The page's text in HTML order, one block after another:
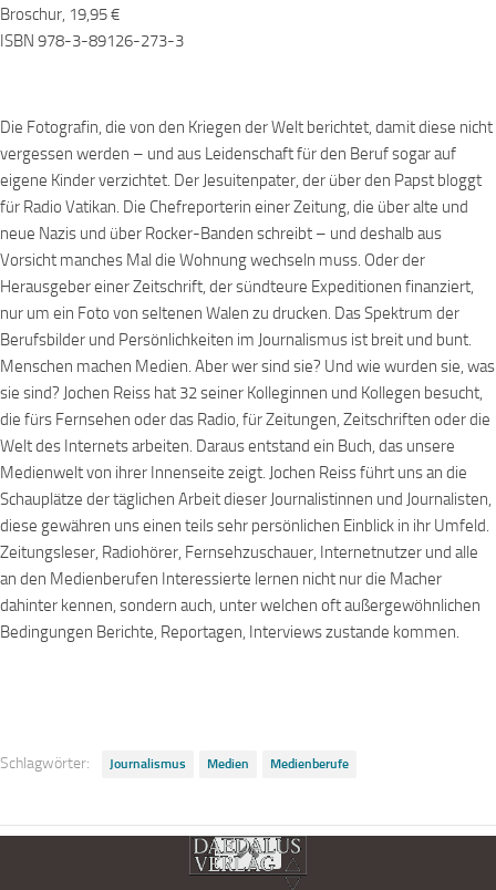
Broschur, 19,95 €
ISBN 978-3-89126-273-3
Die Fotografin, die von den Kriegen der Welt berichtet, damit diese nicht
vergessen werden – und aus Leidenschaft für den Beruf sogar auf
eigene Kinder verzichtet. Der Jesuitenpater, der über den Papst bloggt
für Radio Vatikan. Die Chefreporterin einer Zeitung, die über alte und
neue Nazis und über Rocker-Banden schreibt – und deshalb aus
Vorsicht manches Mal die Wohnung wechseln muss. Oder der
Herausgeber einer Zeitschrift, der sündteure Expeditionen finanziert,
nur um ein Foto von seltenen Walen zu drucken. Das Spektrum der
Berufsbilder und Persönlichkeiten im Journalismus ist breit und bunt.
Menschen machen Medien. Aber wer sind sie? Und wie wurden sie, was
sie sind? Jochen Reiss hat 32 seiner Kolleginnen und Kollegen besucht,
die fürs Fernsehen oder das Radio, für Zeitungen, Zeitschriften oder die
Welt des Internets arbeiten. Daraus entstand ein Buch, das unsere
Medienwelt von ihrer Innenseite zeigt. Jochen Reiss führt uns an die
Schauplätze der täglichen Arbeit dieser Journalistinnen und Journalisten,
diese gewähren uns einen teils sehr persönlichen Einblick in ihr Umfeld.
Zeitungsleser, Radiohörer, Fernsehzuschauer, Internetnutzer und alle
an den Medienberufen Interessierte lernen nicht nur die Macher
dahinter kennen, sondern auch, unter welchen oft außergewöhnlichen
Bedingungen Berichte, Reportagen, Interviews zustande kommen.
Schlagwörter: Journalismus Medien Medienberufe